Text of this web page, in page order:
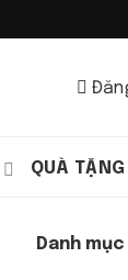
QUÀ TẶNG
Danh mục